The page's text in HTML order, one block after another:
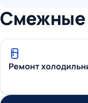
Смежные
Ремонт